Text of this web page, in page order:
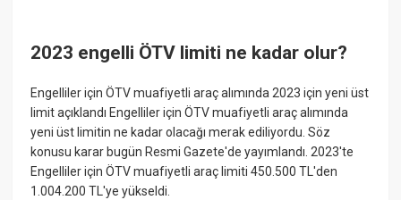
2023 engelli ÖTV limiti ne kadar olur?
Engelliler için ÖTV muafiyetli araç alımında 2023 için yeni üst
limit açıklandı Engelliler için ÖTV muafiyetli araç alımında
yeni üst limitin ne kadar olacağı merak ediliyordu. Söz
konusu karar bugün Resmi Gazete'de yayımlandı. 2023'te
Engelliler için ÖTV muafiyetli araç limiti 450.500 TL'den
1.004.200 TL'ye yükseldi.